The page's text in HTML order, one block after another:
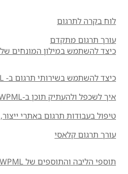
לוח בקרה לתרגום
עורך תרגום מתקדם
כיצד להשתמש במילון המונחים של WPML
כיצד להשתמש בשירותי תרגום ב- WPML
איך לשכפל ולהעתיק תוכן ב-WPML
טיפול בעבודות תרגום באתרי
עורך תרגום קלאסי
תוספי הליבה והתוספים של WPML